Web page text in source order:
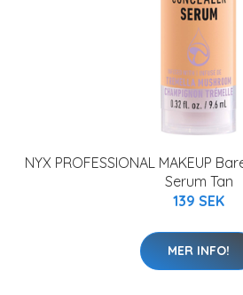
NYX PROFESSIONAL MAKEUP
Serum Tan
139 SEK
MER INFO!